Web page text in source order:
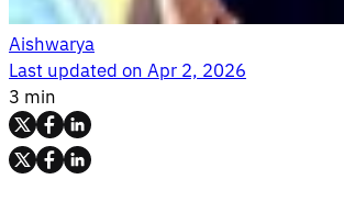
Aishwarya
Last updated onApr 2, 2026
3 min